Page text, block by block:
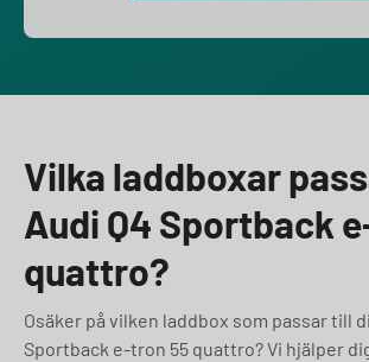
Vilka laddboxar
Audi Q4 Sportback
quattro?
Osäker på vilken laddbox som passar till
Sportback e-tron 55 quattro? Vi hjälper